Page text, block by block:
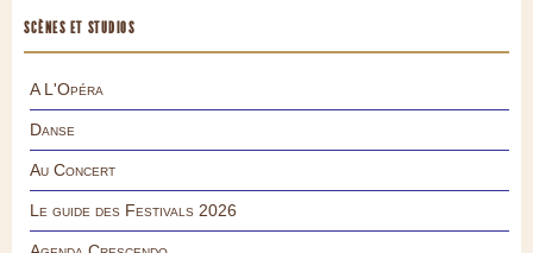
SCÈNES ET STUDIOS
A L'Opéra
Danse
Au Concert
Le guide des Festivals 2026